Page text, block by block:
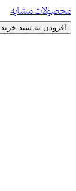
محصولات مشابه
افزودن به سبد خرید